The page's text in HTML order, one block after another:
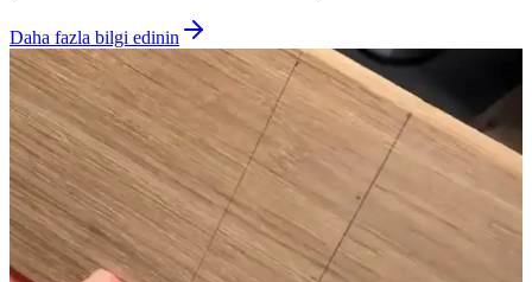
Daha fazla bilgi edinin